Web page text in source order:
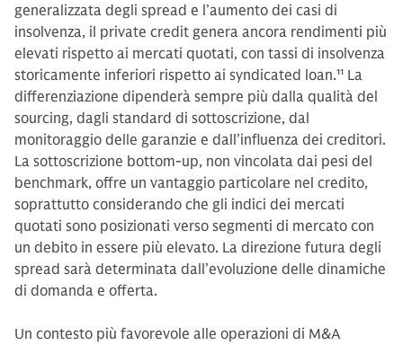
generalizzata degli spread e l’aumento dei casi di
insolvenza, il private credit genera ancora rendimenti più
elevati rispetto ai mercati quotati, con tassi di insolvenza
storicamente inferiori rispetto ai syndicated loan.11 La
differenziazione dipenderà sempre più dalla qualità del
sourcing, dagli standard di sottoscrizione, dal
monitoraggio delle garanzie e dall’influenza dei creditori.
La sottoscrizione bottom-up, non vincolata dai pesi del
benchmark, offre un vantaggio particolare nel credito,
soprattutto considerando che gli indici dei mercati
quotati sono posizionati verso segmenti di mercato con
un debito in essere più elevato. La direzione futura degli
spread sarà determinata dall’evoluzione delle dinamiche
di domanda e offerta.
Un contesto più favorevole alle operazioni di M&A